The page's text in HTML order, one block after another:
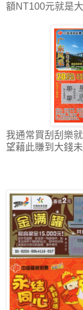
額NT100元就是
我通常買刮刮樂
望藉此賺到大錢